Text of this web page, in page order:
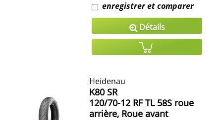
enregistrer et comparer
Détails
Heidenau
K80 SR
120/70-12 RF TL58S roue
arrière, Roue avant